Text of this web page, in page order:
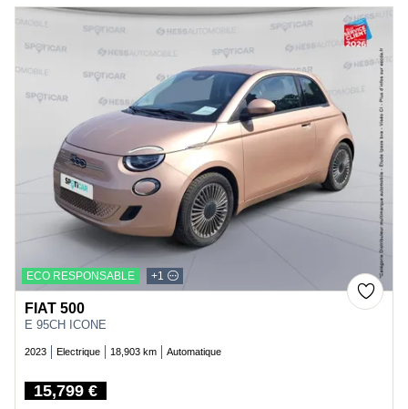
ECO RESPONSABLE +1
FIAT 500
E 95CH ICONE
2023 Electrique 18,903 km Automatique
Price
15,799 €